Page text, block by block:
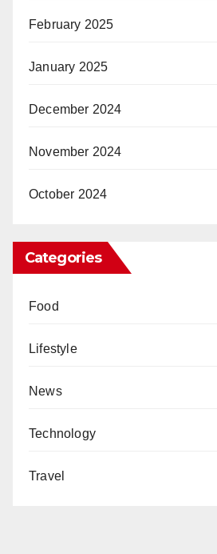
February 2025
January 2025
December 2024
November 2024
October 2024
Categories
Food
Lifestyle
News
Technology
Travel